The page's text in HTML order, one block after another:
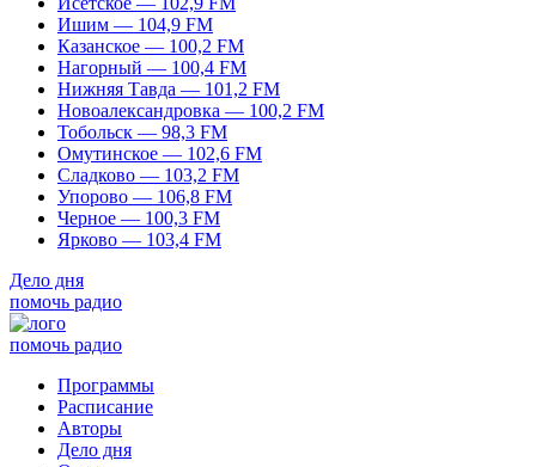
Ишим — 104,9 FM
Казанское — 100,2 FM
Нагорный — 100,4 FM
Нижняя Тавда — 101,2 FM
Новоалександровка — 100,2 FM
Тобольск — 98,3 FM
Омутинское — 102,6 FM
Сладково — 103,2 FM
Упорово — 106,8 FM
Черное — 100,3 FM
Ярково — 103,4 FM
Дело дня
помочь радио
помочь радио
Программы
Расписание
Авторы
Дело дня